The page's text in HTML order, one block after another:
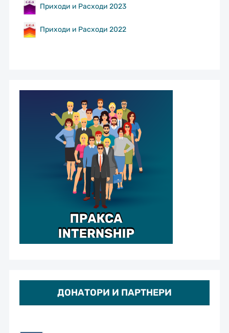
Приходи и Расходи 2023
Приходи и Расходи 2022
ДОНАТОРИ И ПАРТНЕРИ